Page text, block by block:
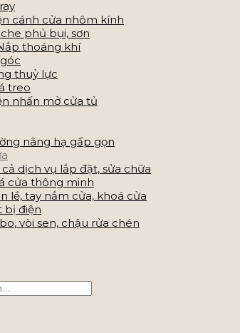
cánh cửa nhôm kính
phủ bụi, sơn
thoáng khí
thuỷ lực
treo
nhấn mở cửa tủ
nâng hạ gấp gọn
dịch vụ lắp đặt, sửa chữa
cửa thông minh
lề, tay nắm cửa, khoá cửa
bị điện
vòi sen, chậu rửa chén